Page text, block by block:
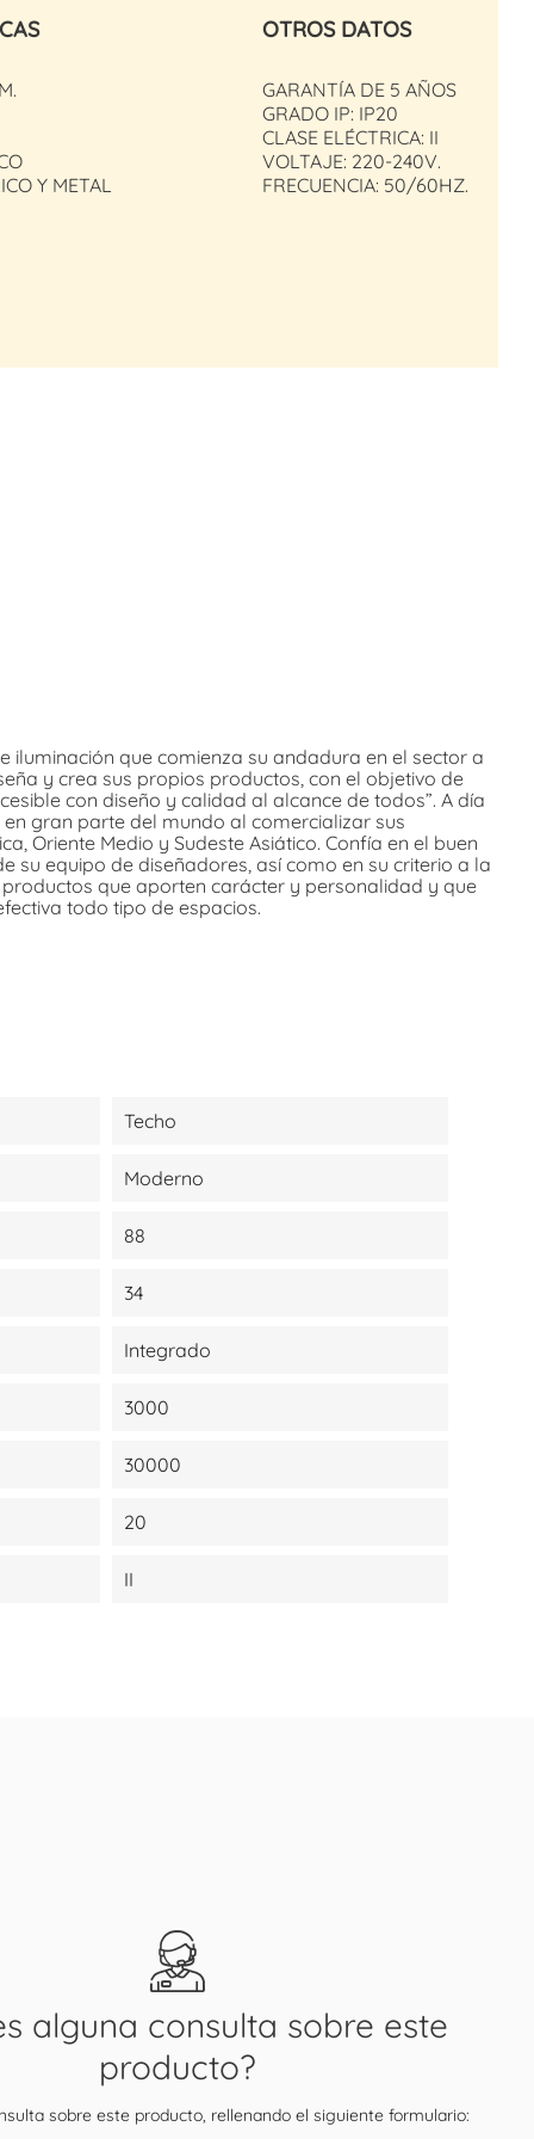
Y METAL
OTROS DATOS
GARANTÍA DE 5 AÑOS
GRADO IP: IP20
CLASE ELÉCTRICA: II
VOLTAJE: 220-240V.
FRECUENCIA: 50/60HZ.
iluminación que comienza su andadura en el sector a
y crea sus propios productos, con el objetivo de
con diseño y calidad al alcance de todos”. A día
gran parte del mundo al comercializar sus
Oriente Medio y Sudeste Asiático. Confía en el buen
su equipo de diseñadores, así como en su criterio a la
que aporten carácter y personalidad y que
todo tipo de espacios.
Techo
Moderno
88
34
Integrado
3000
30000
20
II
alguna consulta sobre este
producto?
sobre este producto, rellenando el siguiente formulario: